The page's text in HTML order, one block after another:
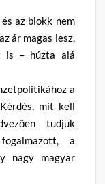
az blokk nem
ár magas lesz,
is – húzta alá
a
mit kell
tudjuk
a
nagy magyar